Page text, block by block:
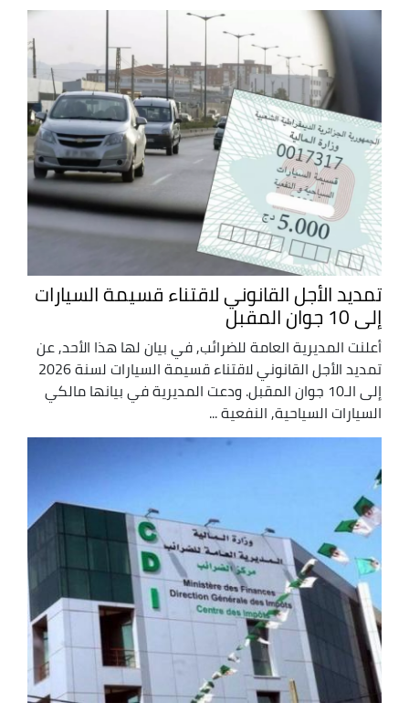
تمديد الأجل القانوني لاقتناء قسيمة السيارات
إلى 10 جوان المقبل
أعلنت المديرية العامة للضرائب, في بيان لها هذا الأحد, عن
تمديد الأجل القانوني لاقتناء قسيمة السيارات لسنة 2026
إلى الـ10 جوان المقبل. ودعت المديرية في بيانها مالكي
السيارات السياحية, النفعية ...